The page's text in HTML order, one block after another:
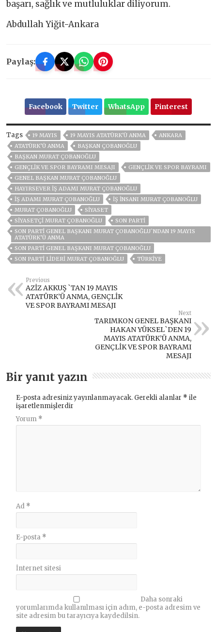
başarı, sağlık ve mutluluklar diliyorum.
Abdullah Yiğit-Ankara
Paylaş:
Facebook Twitter WhatsApp Pinterest
Tags 19 MAYIS 19 MAYIS ATATÜRK'Ü ANMA
ANKARA
ATATÜRK’Ü ANMA
BAŞKAN ÇOBANOĞLU
BAŞKAN MURAT ÇOBANOĞLU
GENÇLİK VE SPOR BAYRAMI MESAJI
GENÇLIK VE SPOR BAYRAMI
GENEL BAŞKAN MURAT ÇOBANOĞLU
HAYIRSEVER IŞ ADAMI MURAT ÇOBANOĞLU
IŞ ADAMI MURAT ÇOBANOĞLU
IŞ INSANI MURAT ÇOBANOĞLU
MURAT ÇOBANOĞLU
SİYASET
SIYASETÇI MURAT ÇOBANOĞLU
SON PARTI
SON PARTİ GENEL BAŞKANI MURAT ÇOBANOĞLU`NDAN 19 MAYIS
ATATÜRK’Ü ANMA
SON PARTI GENEL BAŞKANI MURAT ÇOBANOĞLU
SON PARTI LIDERI MURAT ÇOBANOĞLU
TÜRKİYE
Previous
AZİZ AKKUŞ `TAN 19 MAYIS
ATATÜRK’Ü ANMA, GENÇLİK
VE SPOR BAYRAMI MESAJI
Next
TARIMKON GENEL BAŞKANI
HAKAN YÜKSEL`DEN 19
MAYIS ATATÜRK’Ü ANMA,
GENÇLİK VE SPOR BAYRAMI
MESAJI
Bir yanıt yazın
E-posta adresiniz yayınlanmayacak. Gerekli alanlar * ile
işaretlenmişlerdir
Yorum *
Ad *
E-posta *
İnternet sitesi
Daha sonraki
yorumlarımda kullanılması için adım, e-posta adresim ve
site adresim bu tarayıcıya kaydedilsin.